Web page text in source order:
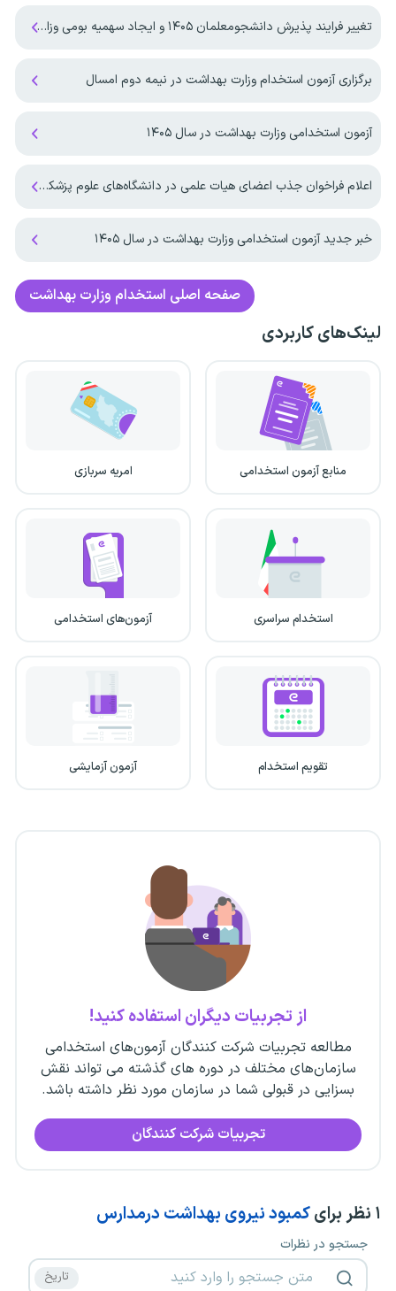
تغییر فرایند پذیرش دانشجومعلمان ۱۴۰۵ و ایجاد سهمیه بومی وزارت بهداشت
برگزاری آزمون استخدام وزارت بهداشت در نیمه دوم امسال
آزمون استخدامی وزارت بهداشت در سال ۱۴۰۵
اعلام فراخوان جذب اعضای هیات علمی در دانشگاه‌های علوم پزشکی به زودی
خبر جدید آزمون استخدامی وزارت بهداشت در سال ۱۴۰۵
صفحه اصلی استخدام وزارت بهداشت
لینک‌های کاربردی
منابع آزمون استخدامی امریه سربازی
استخدام سراسری آزمون‌های استخدامی
تقویم استخدام آزمون آزمایشی
از تجربیات دیگران استفاده کنید!
مطالعه تجربیات شرکت کنندگان آزمون‌های استخدامی
سازمان‌های مختلف در دوره های گذشته می تواند نقش
بسزایی در قبولی شما در سازمان مورد نظر داشته باشد.
تجربیات شرکت کنندگان
۱ نظر برایکمبود نیروی بهداشت درمدارس
جستجو در نظرات